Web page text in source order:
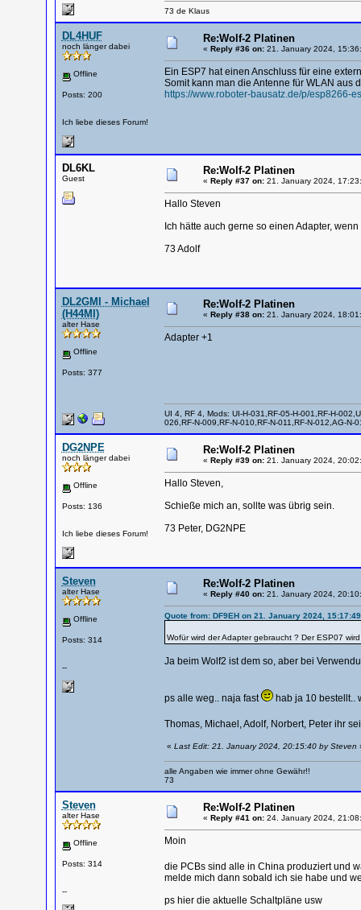
73 de Klaus
DL4HUF
noch länger dabei
Offline
Posts: 200
Ich liebe dieses Forum!
Re:Wolf-2 Platinen
« Reply #36 on:21. January 2024,
Ein ESP7 hat einen Anschluss für eine
Somit kann man die Antenne für WLAN aus
https://www.roboter-bausatz.de/p/esp8266-
DL6KL
Guest
Re:Wolf-2 Platinen
« Reply #37 on:21. January 2024,
Hallo Steven
Ich hätte auch gerne so einen Adapter,
73 Adolf
DL2GMI - Michael
(H44MI)
alter Hase
Offline
Posts: 377
Re:Wolf-2 Platinen
« Reply #38 on:21. January 2024,
Adapter +1
UI 4, RF 4, Mods: UI-H-031,RF-05-H-001,RF-H-
026,RF-N-009,RF-N-010,RF-N-011,RF-N-012,AG-N-
DG2NPE
noch länger dabei
Offline
Posts: 136
Ich liebe dieses Forum!
Re:Wolf-2 Platinen
« Reply #39 on:21. January 2024,
Hallo Steven,
Schieße mich an, sollte was übrig sein.
73 Peter, DG2NPE
Steven
alter Hase
Offline
Posts: 314
--
Re:Wolf-2 Platinen
« Reply #40 on:21. January 2024,
Quote from: DF9EH on 21. January 2024, 15:17:49
Wofür wird der Adapter gebraucht ? Der ESP07
Ja beim Wolf2 ist dem so, aber bei
ps alle weg.. naja fast hab ja 10 bestellt..
Thomas, Michael, Adolf, Norbert, Peter ihr
« Last Edit: 21. January 2024, 20:15:40 by Steven
alle Angaben wie immer ohne Gewähr!!
73
Steven
alter Hase
Offline
Posts: 314
--
Re:Wolf-2 Platinen
« Reply #41 on:24. January 2024,
Moin
die PCBs sind alle in China produziert und
melde mich dann sobald ich sie habe und
ps hier die aktuelle Schaltpläne usw